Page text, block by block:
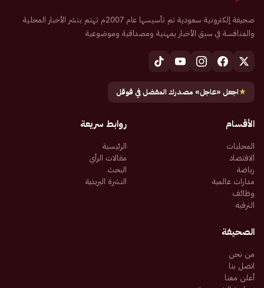
صحيفة إلكترونية سعودية تم تأسيسها عام 2007م تهتم بنشر الأخبار المحلية
والمنافسة في سبق الأخبار بمهنية ومصداقية وموضوعية
★اجعل «عاجل» مصدرك المفضل في قوقل
الأقسام
المحليات
الاقتصاد
رياضة
مدارات عالمية
وظائف
الترفيه
روابط سريعة
الرئيسية
مقالات الرأي
البحث
النشرة البريدية
الصحيفة
من نحن
اتصل بنا
أعلن معنا